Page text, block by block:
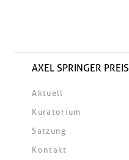
AXEL SPRINGER PREIS
Aktuell
Kuratorium
Satzung
Kontakt